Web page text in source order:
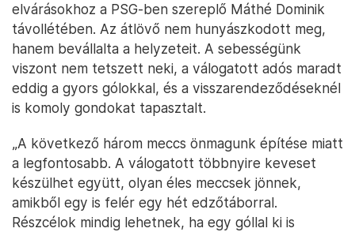
elvárásokhoz a PSG-ben szereplő Máthé Dominik
távollétében. Az átlövő nem hunyászkodott meg,
hanem bevállalta a helyzeteit. A sebességünk
viszont nem tetszett neki, a válogatott adós maradt
eddig a gyors gólokkal, és a visszarendeződéseknél
is komoly gondokat tapasztalt.
„A következő három meccs önmagunk építése miatt
a legfontosabb. A válogatott többnyire keveset
készülhet együtt, olyan éles meccsek jönnek,
amikből egy is felér egy hét edzőtáborral.
Részcélok mindig lehetnek, ha egy góllal ki is